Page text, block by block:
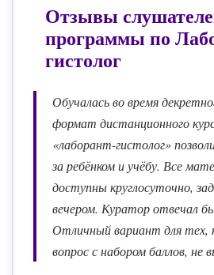
Отзывы
программы по
гистолог
Обучалась во время
формат дистанционного
«лаборант-гистолог»
за ребёнком и учёбу. Все
доступны круглосуточно,
вечером. Куратор отвечал
Отличный вариант для тех,
вопрос с набором баллов, не